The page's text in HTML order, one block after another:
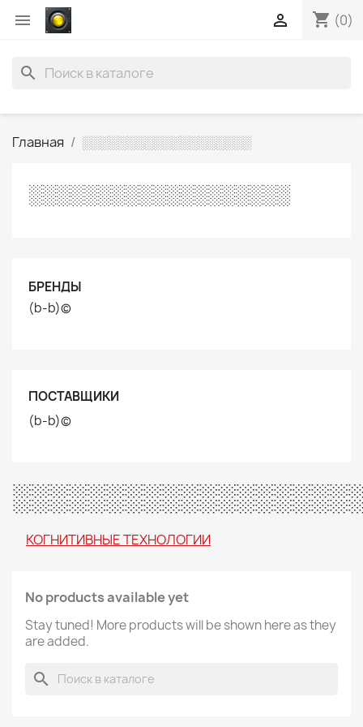
 shopping_cart (0)

search
Главная ░░░░░░░░░░░░░░░░░░░
░░░░░░░░░░░░░░░░░░░
БРЕНДЫ
(b-b)©
ПОСТАВЩИКИ
(b-b)©
КОГНИТИВНЫЕ ТЕХНОЛОГИИ
No products available yet
Stay tuned! More products will be shown here as they
are added.
search